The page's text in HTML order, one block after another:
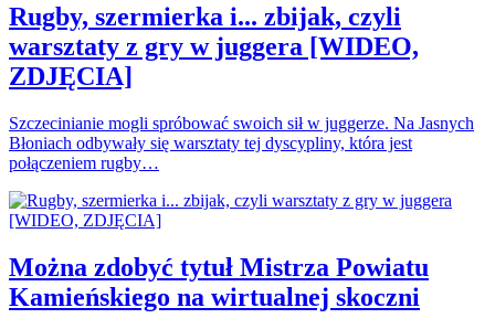
Rugby, szermierka i... zbijak, czyli
warsztaty z gry w juggera [WIDEO,
ZDJĘCIA]
Szczecinianie mogli spróbować swoich sił w juggerze. Na Jasnych
Błoniach odbywały się warsztaty tej dyscypliny, która jest
połączeniem rugby…
Można zdobyć tytuł Mistrza Powiatu
Kamieńskiego na wirtualnej skoczni